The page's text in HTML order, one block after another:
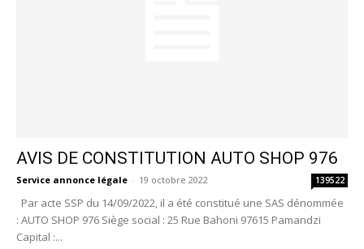
AVIS DE CONSTITUTION AUTO SHOP 976
Service annonce légale - 19 octobre 2022 139522
Par acte SSP du 14/09/2022, il a été constitué une SAS dénommée
: AUTO SHOP 976 Siège social : 25 Rue Bahoni 97615 Pamandzi
Capital :...